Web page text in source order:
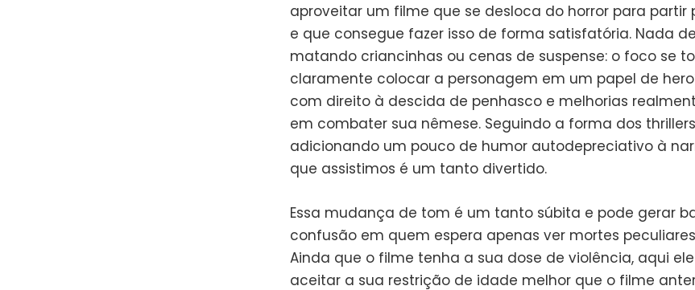
aproveitar um filme que se desloca do horror para partir
e que consegue fazer isso de forma satisfatória. Nada
matando criancinhas ou cenas de suspense: o foco se
claramente colocar a personagem em um papel de
com direito à descida de penhasco e melhorias
em combater sua nêmese. Seguindo a forma dos
adicionando um pouco de humor autodepreciativo à
que assistimos é um tanto divertido.
Essa mudança de tom é um tanto súbita e pode gerar
confusão em quem espera apenas ver mortes
Ainda que o filme tenha a sua dose de violência, aqui
aceitar a sua restrição de idade melhor que o filme